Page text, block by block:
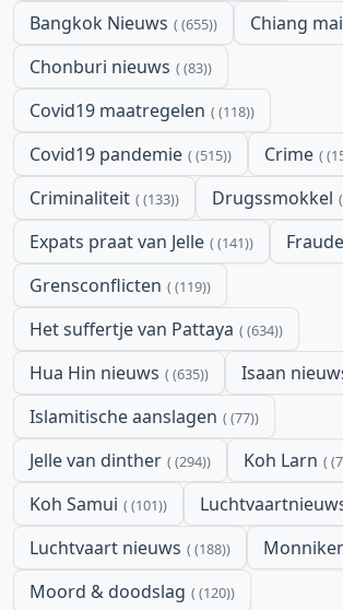
Bangkok Nieuws (655) Chiang
Chonburi nieuws (83)
Covid19 maatregelen (118)
Covid19 pandemie (515) Crime
Criminaliteit (133) Drugssmokkel
Expats praat van Jelle (141) Fraude
Grensconflicten (119)
Het suffertje van Pattaya (634)
Hua Hin nieuws (635) Isaan
Islamitische aanslagen (77)
Jelle van dinther (294) Koh Larn
Koh Samui (101)
Luchtvaart nieuws (188)
Moord & doodslag (120)